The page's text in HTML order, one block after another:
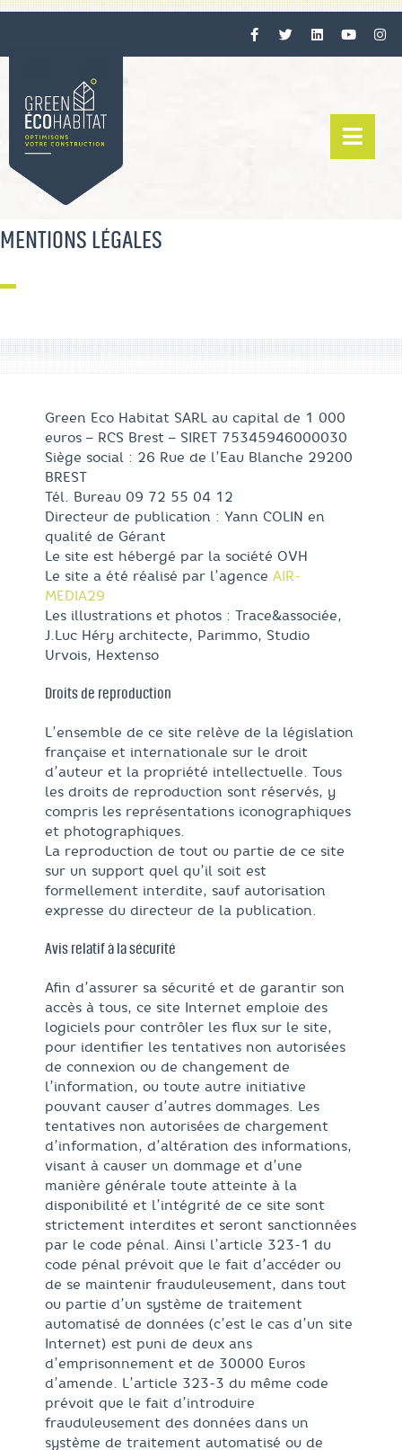
MENTIONS LÉGALES
Green Eco Habitat SARL au capital de 1 000
euros – RCS Brest – SIRET 75345946000030
Siège social : 26 Rue de l’Eau Blanche 29200
BREST
Tél. Bureau 09 72 55 04 12
Directeur de publication : Yann COLIN en
qualité de Gérant
Le site est hébergé par la société OVH
Le site a été réalisé par l’agence AIR-
MEDIA29
Les illustrations et photos : Trace&associée,
J.Luc Héry architecte, Parimmo, Studio
Urvois, Hextenso
Droits de reproduction
L’ensemble de ce site relève de la législation
française et internationale sur le droit
d’auteur et la propriété intellectuelle. Tous
les droits de reproduction sont réservés, y
compris les représentations iconographiques
et photographiques.
La reproduction de tout ou partie de ce site
sur un support quel qu’il soit est
formellement interdite, sauf autorisation
expresse du directeur de la publication.
Avis relatif à la sécurité
Afin d’assurer sa sécurité et de garantir son
accès à tous, ce site Internet emploie des
logiciels pour contrôler les flux sur le site,
pour identifier les tentatives non autorisées
de connexion ou de changement de
l’information, ou toute autre initiative
pouvant causer d’autres dommages. Les
tentatives non autorisées de chargement
d’information, d’altération des informations,
visant à causer un dommage et d’une
manière générale toute atteinte à la
disponibilité et l’intégrité de ce site sont
strictement interdites et seront sanctionnées
par le code pénal. Ainsi l’article 323-1 du
code pénal prévoit que le fait d’accéder ou
de se maintenir frauduleusement, dans tout
ou partie d’un système de traitement
automatisé de données (c’est le cas d’un site
Internet) est puni de deux ans
d’emprisonnement et de 30000 Euros
d’amende. L’article 323-3 du même code
prévoit que le fait d’introduire
frauduleusement des données dans un
système de traitement automatisé ou de